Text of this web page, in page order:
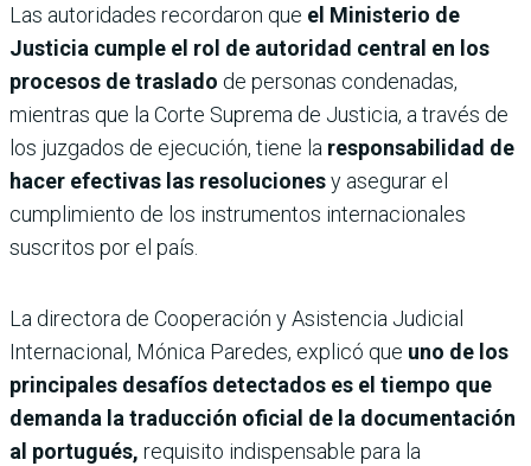
Las autoridades recordaron que el Ministerio de
Justicia cumple el rol de autoridad central en los
procesos de traslado de personas condenadas,
mientras que la Corte Suprema de Justicia, a través de
los juzgados de ejecución, tiene la responsabilidad de
hacer efectivas las resolucionesy asegurar el
cumplimiento de los instrumentos internacionales
suscritos por el país.
La directora de Cooperación y Asistencia Judicial
Internacional, Mónica Paredes, explicó que uno de los
principales desafíos detectados es el tiempo que
demanda la traducción oficial de la documentación
al portugués, requisito indispensable para la